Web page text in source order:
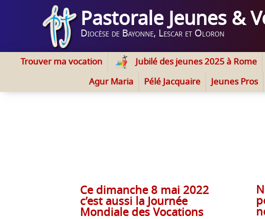
Pastorale Jeunes &
Diocèse de Bayonne, Lescar et Oloron
Trouver ma vocation Jubilé des jeunes 2025 à Rome
Agur Maria Pélé Jacquaire Jeunes Pros
Ce dimanche 8 mai 2022
c’est aussi la Journée
Mondiale des Vocations